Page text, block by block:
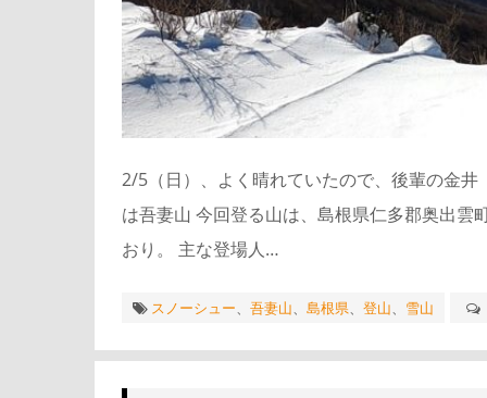
2/5（日）、よく晴れていたので、後輩の金
は吾妻山 今回登る山は、島根県仁多郡奥出
おり。 主な登場人…
スノーシュー、 吾妻山、 島根県、 登山、 雪山